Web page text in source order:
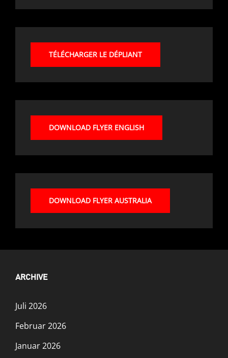
TÉLÉCHARGER LE DÉPLIANT
DOWNLOAD FLYER ENGLISH
DOWNLOAD FLYER AUSTRALIA
ARCHIVE
Juli 2026
Februar 2026
Januar 2026